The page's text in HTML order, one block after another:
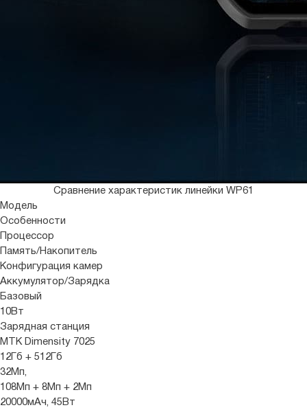
Сравнение характеристик линейки WP61
Модель
Особенности
Процессор
Память/Накопитель
Конфигурация камер
Аккумулятор/Зарядка
Базовый
10Вт
Зарядная станция
MTK Dimensity 7025
12Гб + 512Гб
32Мп,
108Мп + 8Мп + 2Мп
20000мАч, 45Вт